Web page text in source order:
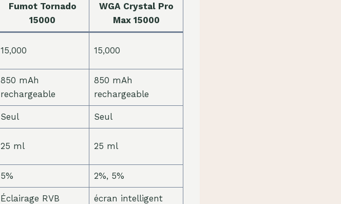
Fumot Tornado
15000
WGA Crystal Pro
Max 15000
15,000 15,000
850 mAh
rechargeable
850 mAh
rechargeable
Seul Seul
25 ml 25 ml
5% 2%, 5%
Éclairage RVB écran intelligent